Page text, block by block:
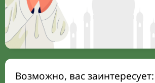
Возможно, вас заинтересует: